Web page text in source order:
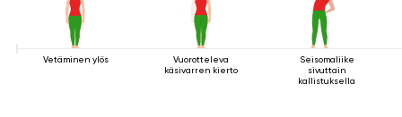
Vetäminen ylös
Vuorotteleva
käsivarren kierto
Seisomaliike
sivuttain
kallistuksella